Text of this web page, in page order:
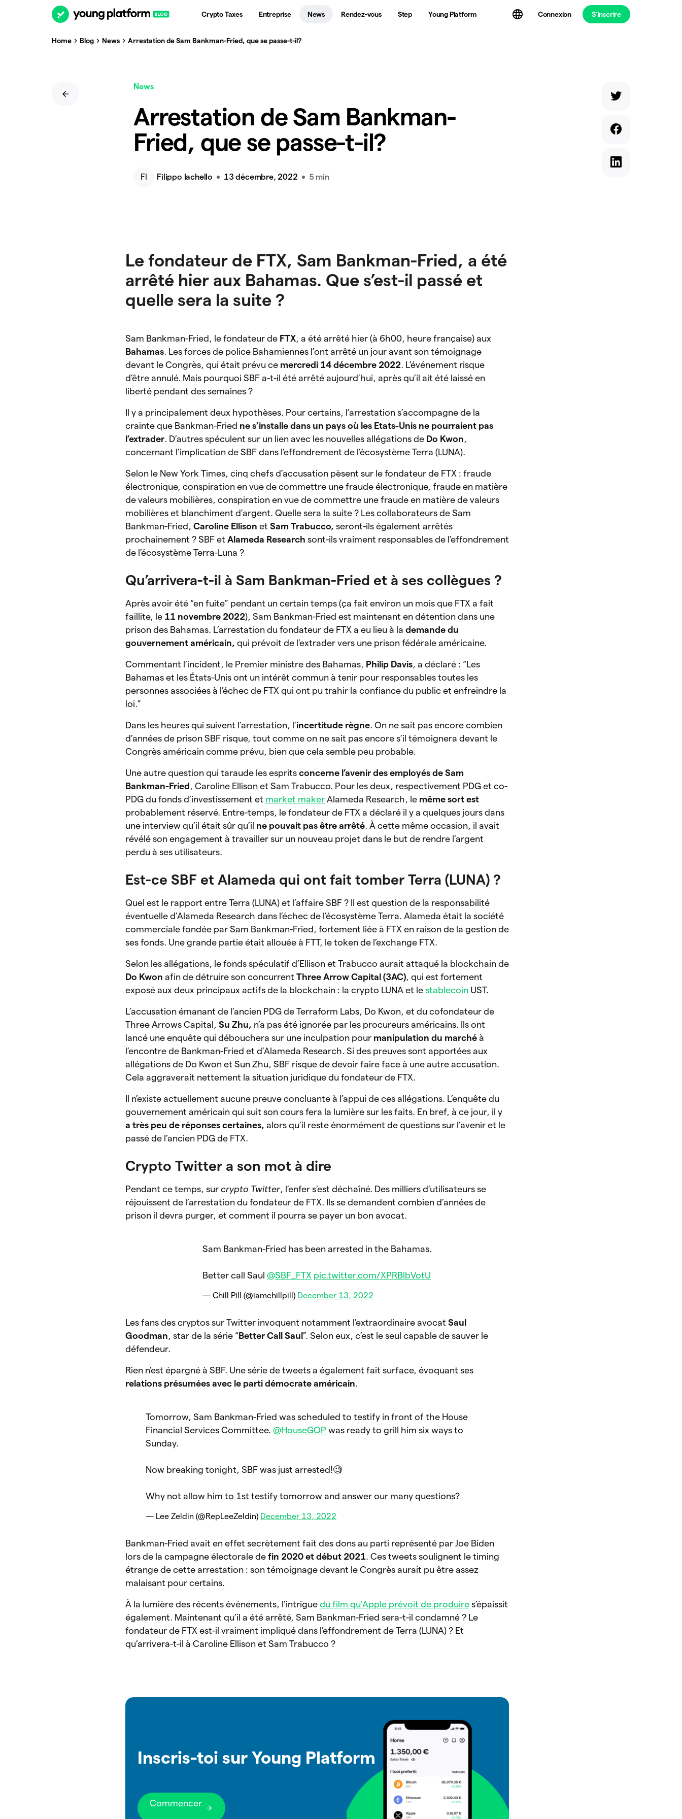
Crypto Taxes Entreprise News Rendez-vous Step Young Platform Connexion S’inscrire
Home Blog News Arrestation de Sam Bankman-Fried, que se passe-t-il?
News
Arrestation de Sam Bankman-
Fried, que se passe-t-il?
FI Filippo Iachello 13 décembre, 2022 5 min
Le fondateur de FTX, Sam Bankman-Fried, a été
arrêté hier aux Bahamas. Que s’est-il passé et
quelle sera la suite ?
Sam Bankman-Fried, le fondateur de FTX, a été arrêté hier (à 6h00, heure française) aux
Bahamas. Les forces de police Bahamiennes l’ont arrêté un jour avant son témoignage
devant le Congrès, qui était prévu ce mercredi 14 décembre 2022. L’événement risque
d’être annulé. Mais pourquoi SBF a-t-il été arrêté aujourd’hui, après qu’il ait été laissé en
liberté pendant des semaines ?
Il y a principalement deux hypothèses. Pour certains, l’arrestation s’accompagne de la
crainte que Bankman-Fried ne s’installe dans un pays où les Etats-Unis ne pourraient pas
l’extrader. D’autres spéculent sur un lien avec les nouvelles allégations de Do Kwon,
concernant l’implication de SBF dans l’effondrement de l’écosystème Terra (LUNA).
Selon le New York Times, cinq chefs d’accusation pèsent sur le fondateur de FTX : fraude
électronique, conspiration en vue de commettre une fraude électronique, fraude en matière
de valeurs mobilières, conspiration en vue de commettre une fraude en matière de valeurs
mobilières et blanchiment d’argent. Quelle sera la suite ? Les collaborateurs de Sam
Bankman-Fried,Caroline EllisonetSam Trabucco,seront-ils également arrêtés
prochainement ? SBF etAlameda Researchsont-ils vraiment responsables de l’effondrement
de l’écosystème Terra-Luna ?
Qu’arrivera-t-il à Sam Bankman-Fried et à ses collègues ?
Après avoir été “en fuite” pendant un certain temps (ça fait environ un mois que FTX a fait
faillite, le 11 novembre 2022), Sam Bankman-Fried est maintenant en détention dans une
prison des Bahamas. L’arrestation du fondateur de FTX a eu lieu à lademande du
gouvernement américain,qui prévoit de l’extrader vers une prison fédérale américaine.
Commentant l’incident, le Premier ministre des Bahamas, Philip Davis, a déclaré : “Les
Bahamas et les États-Unis ont un intérêt commun à tenir pour responsables toutes les
personnes associées à l’échec de FTX qui ont pu trahir la confiance du public et enfreindre la
loi.”
Dans les heures qui suivent l’arrestation, l’incertitude règne. On ne sait pas encore combien
d’années de prison SBF risque, tout comme on ne sait pas encore s’il témoignera devant le
Congrès américain comme prévu, bien que cela semble peu probable.
Une autre question qui taraude les espritsconcerne l’avenir des employés de Sam
Bankman-Fried , Caroline Ellison et Sam Trabucco. Pour les deux, respectivement PDG et co-
PDG du fonds d’investissement et market maker Alameda Research, le même sort est
probablement réservé. Entre-temps, le fondateur de FTX a déclaré il y a quelques jours dans
une interview qu’il était sûr qu’il ne pouvait pas être arrêté. À cette même occasion, il avait
révélé son engagement à travailler sur un nouveau projet dans le but de rendre l’argent
perdu à ses utilisateurs.
Est-ce SBF et Alameda qui ont fait tomber Terra (LUNA) ?
Quel est le rapport entre Terra (LUNA) et l’affaire SBF ? Il est question de la responsabilité
éventuelle d’Alameda Research dans l’échec de l’écosystème Terra. Alameda était la société
commerciale fondée par Sam Bankman-Fried, fortement liée à FTX en raison de la gestion de
ses fonds. Une grande partie était allouée à FTT, le token de l’exchange FTX.
Selon les allégations, le fonds spéculatif d’Ellison et Trabucco aurait attaqué la blockchain de
Do Kwonafin de détruire son concurrentThree Arrow Capital (3AC), qui est fortement
exposé aux deux principaux actifs de la blockchain : la crypto LUNA et lestablecoin UST.
L’accusation émanant de l’ancien PDG de Terraform Labs, Do Kwon, et du cofondateur de
Three Arrows Capital,Su Zhu, n’a pas été ignorée par les procureurs américains. Ils ont
lancé une enquête qui débouchera sur une inculpation pour manipulation du marchéà
l’encontre de Bankman-Fried et d’Alameda Research. Si des preuves sont apportées aux
allégations de Do Kwon et Sun Zhu, SBF risque de devoir faire face à une autre accusation.
Cela aggraverait nettement la situation juridique du fondateur de FTX.
Il n’existe actuellement aucune preuve concluante à l’appui de ces allégations. L’enquête du
gouvernement américain qui suit son cours fera la lumière sur les faits. En bref, à ce jour, il y
a très peu de réponses certaines,alors qu’il reste énormément de questions sur l’avenir et le
passé de l’ancien PDG de FTX.
Crypto Twitter a son mot à dire
Pendant ce temps, surcrypto Twitter, l’enfer s’est déchaîné. Des milliers d’utilisateurs se
réjouissent de l’arrestation du fondateur de FTX. Ils se demandent combien d’années de
prison il devra purger, et comment il pourra se payer un bon avocat.
Sam Bankman-Fried has been arrested in the Bahamas.
Better call Saul@SBF_FTX pic.twitter.com/XPRBlbVotU
— Chill Pill (@iamchillpill) December 13, 2022
Les fans des cryptos sur Twitter invoquent notamment l’extraordinaire avocatSaul
Goodman, star de la série “Better Call Saul”. Selon eux, c’est le seul capable de sauver le
défendeur.
Rien n’est épargné à SBF. Une série de tweets a également fait surface, évoquant ses
relations présumées avec le parti démocrate américain.
Tomorrow, Sam Bankman-Fried was scheduled to testify in front of the House
Financial Services Committee.@HouseGOP was ready to grill him six ways to
Sunday.
Now breaking tonight, SBF was just arrested!🧐
Why not allow him to 1st testify tomorrow and answer our many questions?
— Lee Zeldin (@RepLeeZeldin) December 13, 2022
Bankman-Fried avait en effet secrètement fait des dons au parti représenté par Joe Biden
lors de la campagne électorale defin 2020 et début 2021. Ces tweets soulignent le timing
étrange de cette arrestation : son témoignage devant le Congrès aurait pu être assez
malaisant pour certains.
À la lumière des récents événements, l’intriguedu film qu’Apple prévoit de produire s’épaissit
également. Maintenant qu’il a été arrêté, Sam Bankman-Fried sera-t-il condamné ? Le
fondateur de FTX est-il vraiment impliqué dans l’effondrement de Terra (LUNA) ? Et
qu’arrivera-t-il à Caroline Ellison et Sam Trabucco ?
Inscris-toi sur Young Platform
Commencer